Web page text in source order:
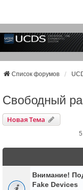
Список форумов
Свободный
Новая Тема
Внимание!
Fake Devices